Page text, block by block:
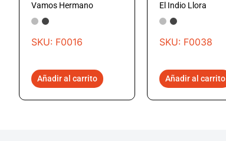
Vamos Hermano
SKU: F0016
Añadir al carrito
El Indio Llora
SKU: F0038
Añadir al carrito